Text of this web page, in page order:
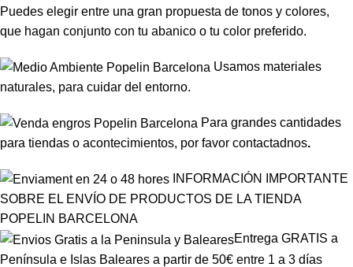
Puedes elegir entre una gran propuesta de tonos y colores,
que hagan conjunto con tu abanico o tu color preferido.
Usamos materiales
naturales, para cuidar del entorno.
Para grandes cantidades
para tiendas o acontecimientos, por favor contactadnos.
INFORMACIÓN IMPORTANTE
SOBRE EL ENVÍO DE PRODUCTOS DE LA TIENDA
POPELIN BARCELONA
Entrega GRATIS a
Península e Islas Baleares a partir de 50€ entre 1 a 3 días